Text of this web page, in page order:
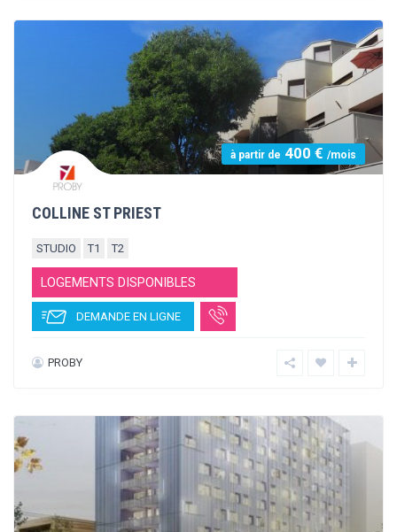
à partir de 390 € /mois
RESIDENCE EURO FAC
STUDIO T1 T2
DEMANDE EN LIGNE
PROBY
à partir de 480 €/mois